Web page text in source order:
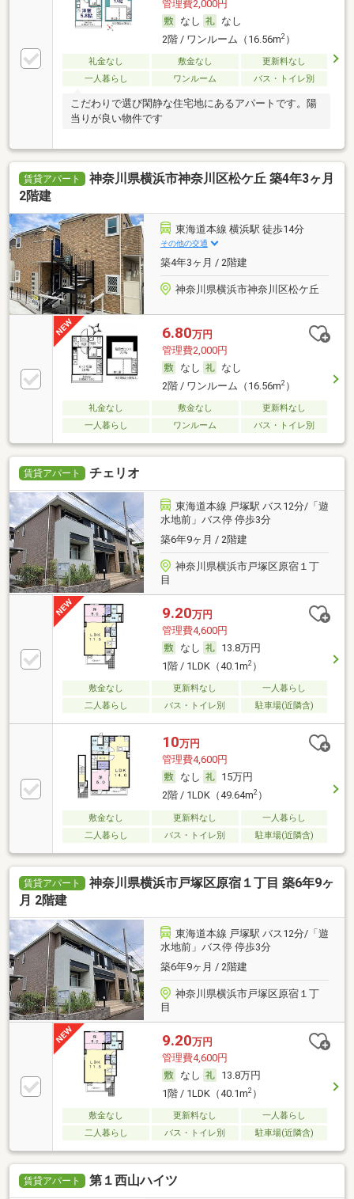
管理費2,000円
なし
なし
2階 / ワンルーム（16.56m2）
礼金なし 敷金なし
更新料なし
一人暮らし
ワンルーム バス・トイレ別
こだわりで選び閑静な住宅地にあるアパートです。陽
当りが良い物件です
賃貸アパート
神奈川県横浜市神奈川区松ケ丘 築4年3ヶ月
2階建
東海道本線 横浜駅 徒歩14分
その他の交通
築4年3ヶ月 / 2階建
神奈川県横浜市神奈川区松ケ丘
6.80万円
管理費2,000円
なし
なし
2階 / ワンルーム（16.56m2）
礼金なし 敷金なし
更新料なし
一人暮らし
ワンルーム バス・トイレ別
賃貸アパート チェリオ
東海道本線 戸塚駅 バス12分/「遊
水地前」バス停 停歩3分
築6年9ヶ月 / 2階建
神奈川県横浜市戸塚区原宿１丁
目
9.20万円
管理費4,600円
なし
13.8万円
1階 / 1LDK（40.1m2）
敷金なし 更新料なし
一人暮らし
二人暮らし
バス・トイレ別 駐車場(近隣含)
10万円
管理費4,600円
なし
15万円
2階 / 1LDK（49.64m2）
敷金なし 更新料なし
一人暮らし
二人暮らし
バス・トイレ別 駐車場(近隣含)
賃貸アパート
神奈川県横浜市戸塚区原宿１丁目 築6年9ヶ
月 2階建
東海道本線 戸塚駅 バス12分/「遊
水地前」バス停 停歩3分
築6年9ヶ月 / 2階建
神奈川県横浜市戸塚区原宿１丁
目
9.20万円
管理費4,600円
なし
13.8万円
1階 / 1LDK（40.1m2）
敷金なし 更新料なし
一人暮らし
二人暮らし
バス・トイレ別 駐車場(近隣含)
賃貸アパート 第１西山ハイツ